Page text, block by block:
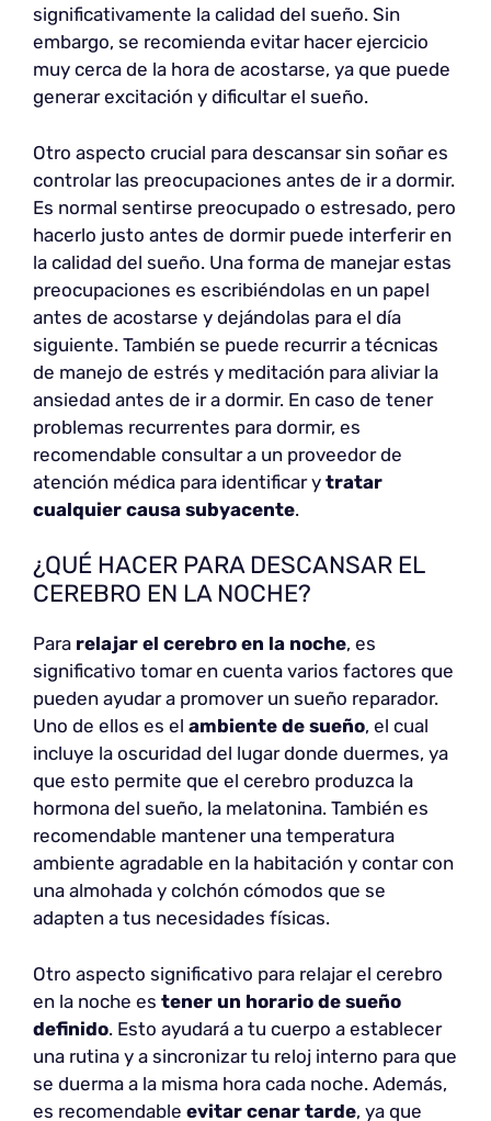
significativamente la calidad del sueño. Sin
embargo, se recomienda evitar hacer ejercicio
muy cerca de la hora de acostarse, ya que puede
generar excitación y dificultar el sueño.
Otro aspecto crucial para descansar sin soñar es
controlar las preocupaciones antes de ir a dormir.
Es normal sentirse preocupado o estresado, pero
hacerlo justo antes de dormir puede interferir en
la calidad del sueño. Una forma de manejar estas
preocupaciones es escribiéndolas en un papel
antes de acostarse y dejándolas para el día
siguiente. También se puede recurrir a técnicas
de manejo de estrés y meditación para aliviar la
ansiedad antes de ir a dormir. En caso de tener
problemas recurrentes para dormir, es
recomendable consultar a un proveedor de
atención médica para identificar y tratar
cualquier causa subyacente.
¿QUÉ HACER PARA DESCANSAR EL
CEREBRO EN LA NOCHE?
Para relajar el cerebro en la noche, es
significativo tomar en cuenta varios factores que
pueden ayudar a promover un sueño reparador.
Uno de ellos es el ambiente de sueño, el cual
incluye la oscuridad del lugar donde duermes, ya
que esto permite que el cerebro produzca la
hormona del sueño, la melatonina. También es
recomendable mantener una temperatura
ambiente agradable en la habitación y contar con
una almohada y colchón cómodos que se
adapten a tus necesidades físicas.
Otro aspecto significativo para relajar el cerebro
en la noche es tener un horario de sueño
definido. Esto ayudará a tu cuerpo a establecer
una rutina y a sincronizar tu reloj interno para que
se duerma a la misma hora cada noche. Además,
es recomendable evitar cenar tarde, ya que